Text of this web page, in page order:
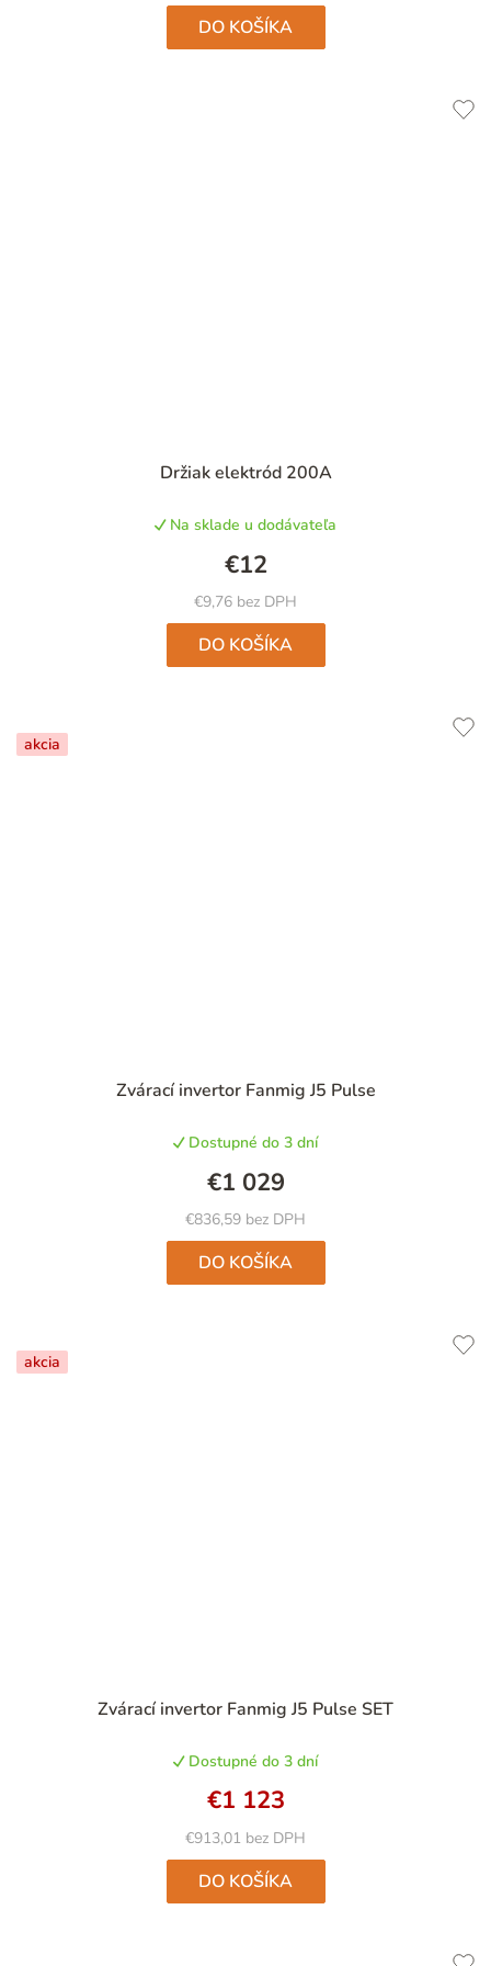
hviezdičiek.
DO KOŠÍKA
Držiak elektród 200A
hodnotenie
je
5,0
z
5
hviezdičiek.
Na sklade u dodávateľa
€9,76 bez DPH
€12
DO KOŠÍKA
akcia
Zvárací invertor Fanmig J5 Pulse
Dostupné do 3 dní
€836,59 bez DPH
€1 029
DO KOŠÍKA
akcia
Zvárací invertor Fanmig J5 Pulse SET
Dostupné do 3 dní
€913,01 bez DPH
€1 123
DO KOŠÍKA